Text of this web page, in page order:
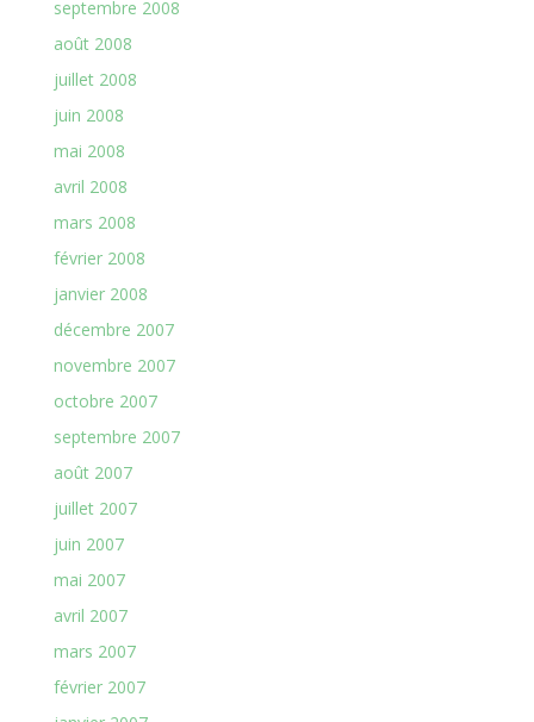
septembre 2008
août 2008
juillet 2008
juin 2008
mai 2008
avril 2008
mars 2008
février 2008
janvier 2008
décembre 2007
novembre 2007
octobre 2007
septembre 2007
août 2007
juillet 2007
juin 2007
mai 2007
avril 2007
mars 2007
février 2007